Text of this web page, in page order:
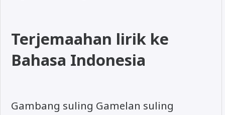
Terjemaahan lirik ke
Bahasa Indonesia
Gambang suling Gamelan suling